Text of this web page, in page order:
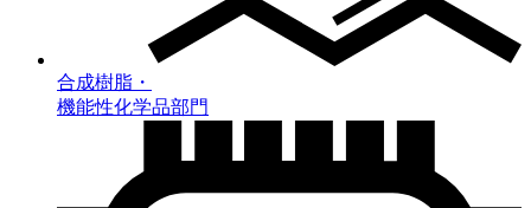
合成樹脂・
機能性化学品部門